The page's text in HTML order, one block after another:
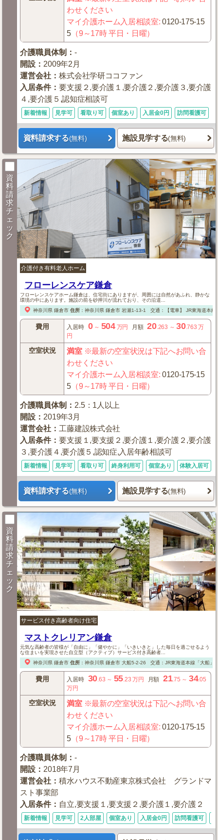
わせください
マイ介護ホーム入居相談室:0120-175-15
5 （9～17時 平日・日曜）
介護職員体制 ：-
開設 ： 2009年2月
運営会社 ：株式会社学研ココファン
入居条件：要支援２,要介護１,要介護２,要介護３,要介護
４,要介護５,認知症相談可
新着情報 見学可 看取り可 個室あり 入居金0円 訪問看護可
資料請求する(無料) 施設見学する(無料)
資
料
請
求
チ
ェ
ッ
ク
介護付き有料老人ホーム
フローレンスケア鎌倉
フローレンスケアホーム鎌倉は、住宅街にありますが、周囲には自然があふれ、静かな
環境の中にあります。施設の前を砂押川が流れており、その沿道...
神奈川県 鎌倉市 住所： 神奈川県 鎌倉市岩瀬1-13-1 交通：【電車】 JR東海道本線
費用 入居時 0～ 504 万円 月額 20.263 ～30.763 万
円
空室状況 満室※最新の空室状況は下記へお問い合
わせください
マイ介護ホーム入居相談室:0120-175-15
5 （9～17時 平日・日曜）
介護職員体制 ： 2.5：1人以上
開設 ： 2019年3月
運営会社 ： 工藤建設株式会社
入居条件：要支援１,要支援２,要介護１,要介護２,要介護
３,要介護４,要介護５,認知症,入居年齢相談可
新着情報 見学可 看取り可 終身利用可 個室あり 体験入居可
資料請求する(無料) 施設見学する(無料)
資
料
請
求
チ
ェ
ッ
ク
サービス付き高齢者向け住宅
マストクレリアン鎌倉
元気な高齢者の皆様が「自由に」「健やかに」「いきいきと」した毎日を過ごせるよう
な住まいを実現させた自立型（アクティブ）サービス付き高齢者...
神奈川県 鎌倉市 住所： 神奈川県 鎌倉市大船5-2-26 交通：JR東海道本線「大船」
費用 入居時 30.63 ～ 55.23 万円 月額 21.75 ～ 34.05
万円
空室状況 満室※最新の空室状況は下記へお問い合
わせください
マイ介護ホーム入居相談室:0120-175-15
5 （9～17時 平日・日曜）
介護職員体制 ：-
開設 ： 2018年7月
運営会社 ：積水ハウス不動産東京株式会社 グランドマ
スト事業部
入居条件： 自立,要支援１,要支援２,要介護１,要介護２
新着情報 見学可 2人部屋 個室あり 入居金0円 訪問看護可